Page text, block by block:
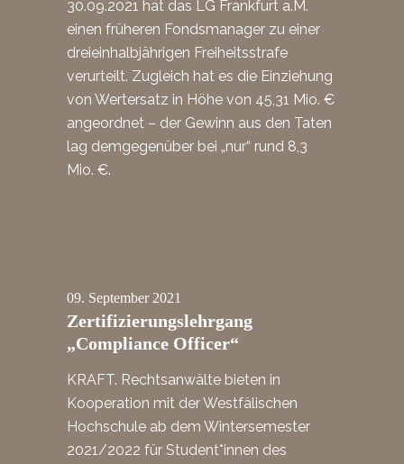
30.09.2021 hat das LG Frankfurt a.M.
einen früheren Fondsmanager zu einer
dreieinhalbjährigen Freiheitsstrafe
verurteilt. Zugleich hat es die Einziehung
von Wertersatz in Höhe von 45,31 Mio. €
angeordnet – der Gewinn aus den Taten
lag demgegenüber bei „nur“ rund 8,3
Mio. €.
09. September 2021
Zertifizierungslehrgang
„Compliance Officer“
KRAFT. Rechtsanwälte bieten in
Kooperation mit der Westfälischen
Hochschule ab dem Wintersemester
2021/2022 für Student*innen des